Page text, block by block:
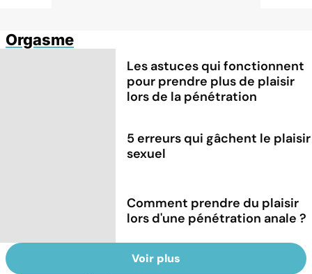
Orgasme
Les astuces qui fonctionnent
pour prendre plus de plaisir
lors de la pénétration
5 erreurs qui gâchent le plaisir
sexuel
Comment prendre du plaisir
lors d'une pénétration anale ?
Voir plus